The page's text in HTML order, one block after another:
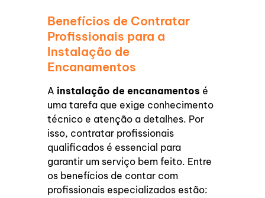
Benefícios de Contratar
Profissionais para a
Instalação de
Encanamentos
A instalação de encanamentos é
uma tarefa que exige conhecimento
técnico e atenção a detalhes. Por
isso, contratar profissionais
qualificados é essencial para
garantir um serviço bem feito. Entre
os benefícios de contar com
profissionais especializados estão: